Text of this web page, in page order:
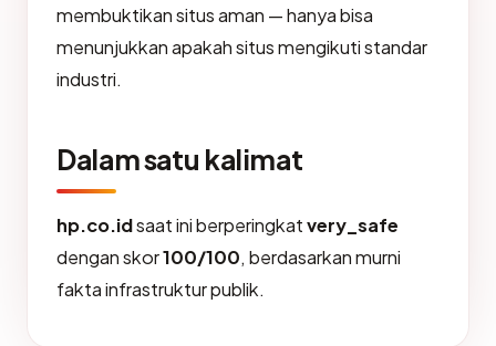
membuktikan situs aman — hanya bisa
menunjukkan apakah situs mengikuti standar
industri.
Dalam satu kalimat
hp.co.idsaat ini berperingkatvery_safe
dengan skor100/100, berdasarkan murni
fakta infrastruktur publik.